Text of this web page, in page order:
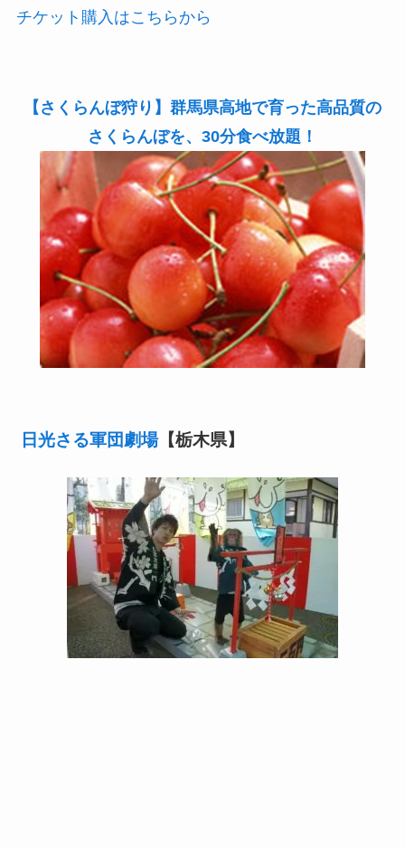
チケット購入はこちらから
【さくらんぼ狩り】群馬県高地で育った高品質の
さくらんぼを、30分食べ放題！
日光さる軍団劇場【栃木県】